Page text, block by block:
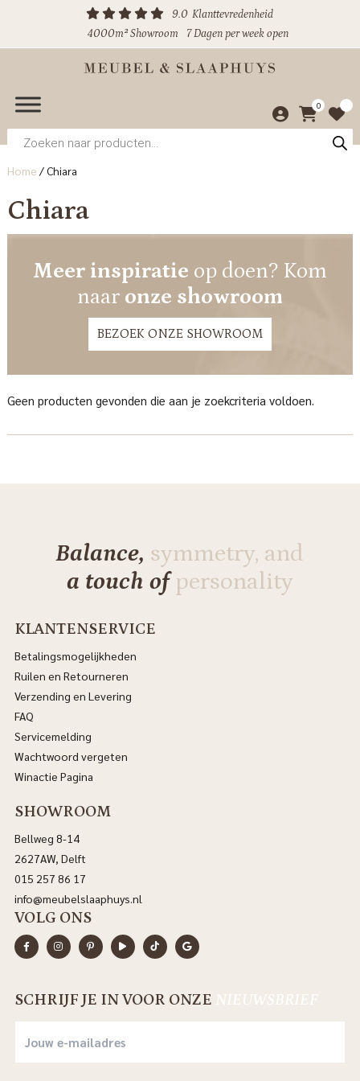
9.0 Klanttevredenheid
4000m² Showroom
7 Dagen per week open
0
Producten
zoeken
Home /Chiara
Chiara
Meer inspiratie op doen? Kom
naar onze showroom
BEZOEK ONZE SHOWROOM
Geen producten gevonden die aan je zoekcriteria voldoen.
Balance, symmetry, and
a touch ofpersonality
KLANTENSERVICE
Betalingsmogelijkheden
Ruilen en Retourneren
Verzending en Levering
FAQ
Servicemelding
Wachtwoord vergeten
Winactie Pagina
SHOWROOM
Bellweg 8-14
2627AW, Delft
015 257 86 17
info@meubelslaaphuys.nl
VOLG ONS
SCHRIJF JE IN VOOR ONZE NIEUWSBRIEF